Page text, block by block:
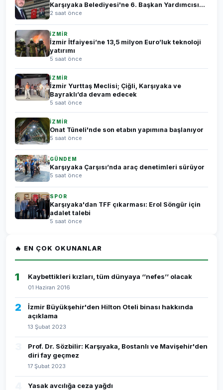
Karşıyaka Belediyesi'ne 6. Başkan Yardımcısı...
2 saat önce
İZMİR
İzmir İtfaiyesi’ne 13,5 milyon Euro’luk teknoloji
yatırımı
5 saat önce
İZMİR
İzmir Yurttaş Meclisi; Çiğli, Karşıyaka ve
Bayraklı’da devam edecek
5 saat önce
İZMİR
Onat Tüneli'nde son etabın yapımına başlanıyor
5 saat önce
GÜNDEM
Karşıyaka Çarşısı’nda araç denetimleri sürüyor
5 saat önce
SPOR
Karşıyaka'dan TFF çıkarması: Erol Söngür için
adalet talebi
5 saat önce
🔥 EN ÇOK OKUNANLAR
1 Kaybettikleri kızları, tüm dünyaya ‘’nefes’’ olacak
01 Haziran 2016
2
İzmir Büyükşehir'den Hilton Oteli binası hakkında
açıklama
13 Şubat 2023
Prof. Dr. Sözbilir: Karşıyaka, Bostanlı ve Mavişehir'den
diri fay geçmez
17 Şubat 2023
Yasak avcılığa ceza yağdı